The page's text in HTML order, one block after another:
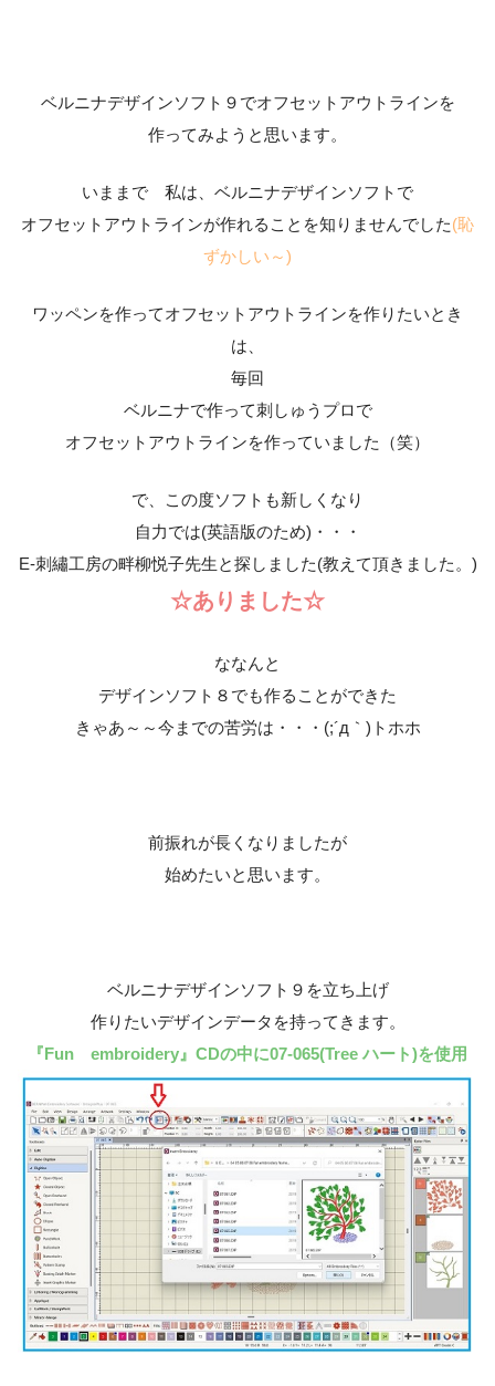
ベルニナデザインソフト９でオフセットアウトラインを
作ってみようと思います。
いままで 私は、ベルニナデザインソフトで
オフセットアウトラインが作れることを知りませんでした(恥
ずかしい～)
ワッペンを作ってオフセットアウトラインを作りたいとき
は、
毎回
ベルニナで作って刺しゅうプロで
オフセットアウトラインを作っていました（笑）
で、この度ソフトも新しくなり
自力では(英語版のため)・・・
E-刺繡工房の畔柳悦子先生と探しました(教えて頂きました。)
☆ありました☆
ななんと
デザインソフト８でも作ることができた
きゃあ～～今までの苦労は・・・(;´д｀)トホホ
前振れが長くなりましたが
始めたいと思います。
ベルニナデザインソフト９を立ち上げ
作りたいデザインデータを持ってきます。
『Fun embroidery』CDの中に07-065(Tree ハート)を使用